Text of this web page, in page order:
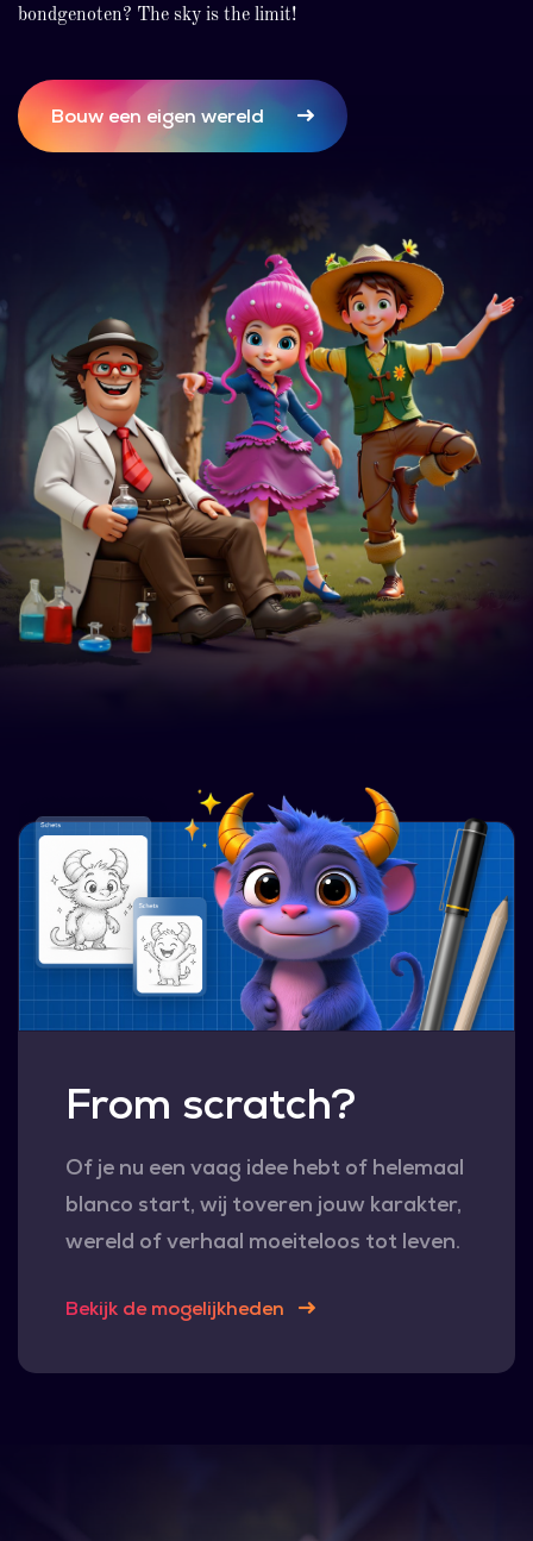
bondgenoten? The sky is the limit!
Bouw een eigen wereld
From scratch?
Of je nu een vaag idee hebt of helemaal
blanco start, wij toveren jouw karakter,
wereld of verhaal moeiteloos tot leven.
Bekijk de mogelijkheden